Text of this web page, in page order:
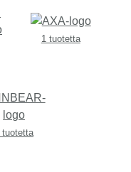
1 tuotetta
tuotetta